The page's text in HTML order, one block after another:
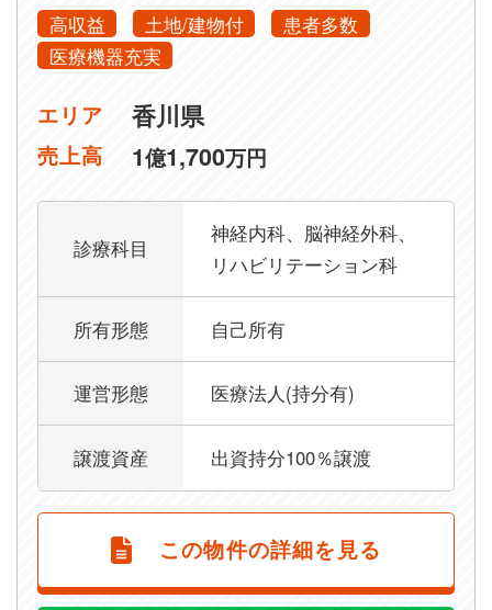
高収益 土地/建物付
患者多数
医療機器充実
エリア 香川県
売上高 1億1,700万円
診療科目
神経内科、脳神経外科、
リハビリテーション科
所有形態 自己所有
運営形態 医療法人(持分有)
譲渡資産 出資持分100％譲渡
この物件の詳細を見る